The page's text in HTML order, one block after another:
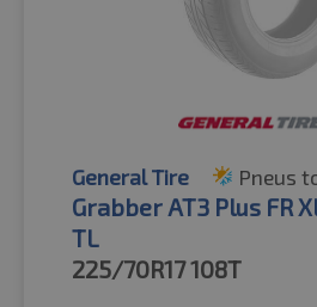
General Tire Pneus
Grabber AT3 Plus FR
TL
225/70R17108T